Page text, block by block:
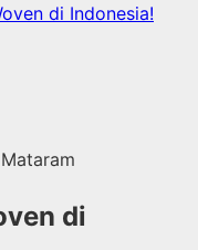
di Indonesia!
di